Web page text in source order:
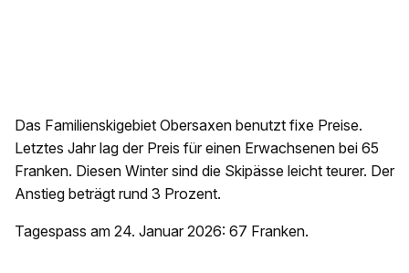
Das Familienskigebiet Obersaxen benutzt fixe Preise.
Letztes Jahr lag der Preis für einen Erwachsenen bei 65
Franken. Diesen Winter sind die Skipässe leicht teurer. Der
Anstieg beträgt rund 3 Prozent.
Tagespass am 24. Januar 2026: 67 Franken.